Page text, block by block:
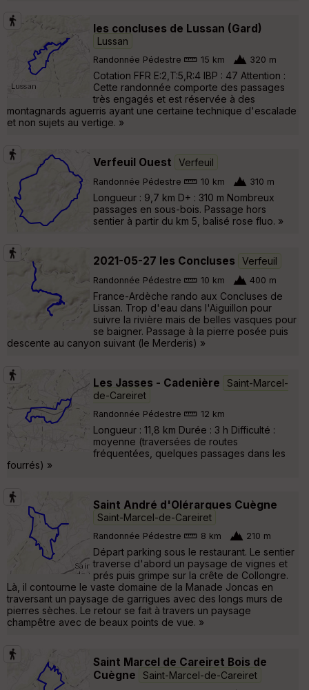
les concluses de Lussan (Gard)
Lussan
Randonnée Pédestre 15 km 320 m
Cotation FFR E:2,T:5,R:4 IBP : 47 Attention :
Cette randonnée comporte des passages
très engagés et est réservée à des
montagnards aguerris ayant une certaine technique d'escalade
et non sujets au vertige. »
Verfeuil Ouest Verfeuil
Randonnée Pédestre 10 km 310 m
Longueur : 9,7 km D+ : 310 m Nombreux
passages en sous-bois. Passage hors
sentier à partir du km 5, balisé rose fluo. »
2021-05-27 les Concluses Verfeuil
Randonnée Pédestre 10 km 400 m
France-Ardèche rando aux Concluses de
Lissan. Trop d'eau dans l'Aiguillon pour
suivre la rivière mais de belles vasques pour
se baigner. Passage à la pierre posée puis
descente au canyon suivant (le Merderis) »
Les Jasses - Cadenière
Saint-Marcel-
de-Careiret
Randonnée Pédestre 12 km
Longueur : 11,8 km Durée : 3 h Difficulté :
moyenne (traversées de routes
fréquentées, quelques passages dans les
fourrés) »
Saint André d'Olérargues Cuègne
Saint-Marcel-de-Careiret
Randonnée Pédestre 8 km 210 m
Départ parking sous le restaurant. Le sentier
traverse d'abord un paysage de vignes et
prés puis grimpe sur la crête de Collongre.
Là, il contourne le vaste domaine de la Manade Joncas en
traversant un paysage de garrigues avec des longs murs de
pierres sèches. Le retour se fait à travers un paysage
champêtre avec de beaux points de vue. »
Saint Marcel de Careiret Bois de
Cuègne
Saint-Marcel-de-Careiret